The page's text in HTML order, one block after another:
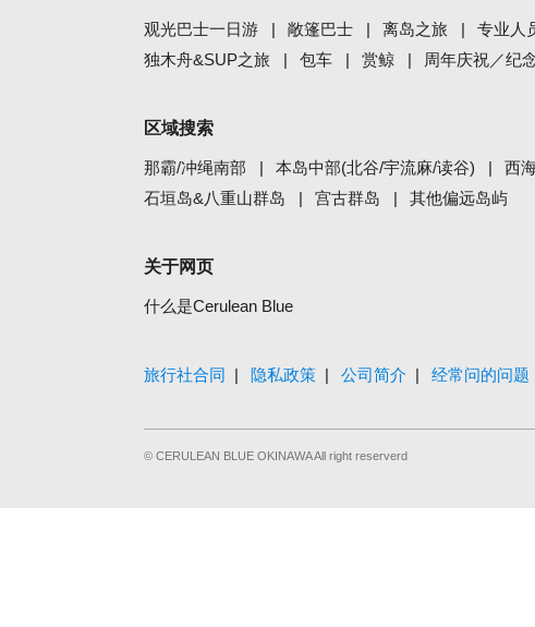
观光巴士一日游 敞篷巴士 离岛之旅 专业人
独木舟&SUP之旅
包车 赏鲸 周年庆祝／纪
区域搜索
那霸/冲绳南部 本岛中部(北谷/宇流麻/读谷) 西
石垣岛&八重山群岛
宫古群岛 其他偏远岛屿
关于网页
什么是Cerulean Blue
旅行社合同 隐私政策 公司简介 经常问的问题
© CERULEAN BLUE OKINAWA All right reserverd